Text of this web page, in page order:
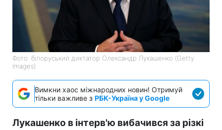
Фото: білоруський диктатор Олександр Лукашенко (Getty
Images)
Вимкни хаос міжнародних новин! Отримуй
тільки важливе з РБК-Україна у Google
Лукашенко в інтерв'ю вибачився за різкі